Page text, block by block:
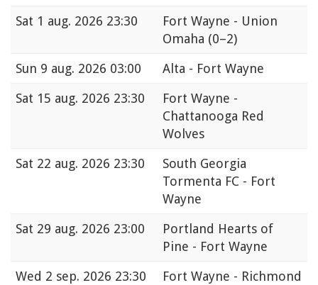
Sat 1 aug. 2026 23:30
Fort Wayne - Union
Omaha (0–2)
Sun 9 aug. 2026 03:00
Alta - Fort Wayne
Sat 15 aug. 2026 23:30
Fort Wayne -
Chattanooga Red
Wolves
Sat 22 aug. 2026 23:30
South Georgia
Tormenta FC - Fort
Wayne
Sat 29 aug. 2026 23:00
Portland Hearts of
Pine - Fort Wayne
Wed 2 sep. 2026 23:30
Fort Wayne - Richmond